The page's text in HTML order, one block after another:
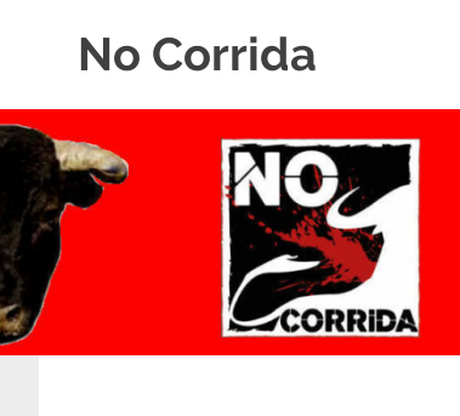
No Corrida
la
corrida